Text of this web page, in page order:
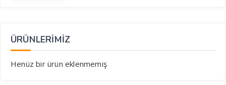
ÜRÜNLERİMİZ
Henüz bir ürün eklenmemiş